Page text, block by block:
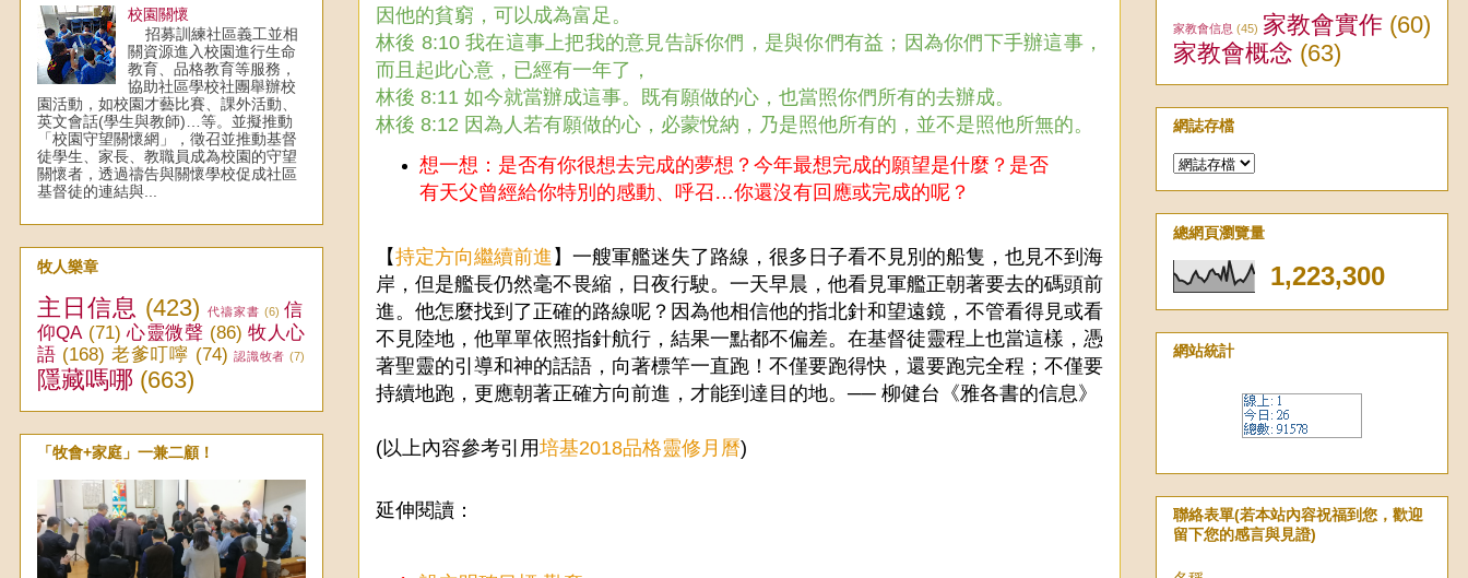
因他的貧窮，可以成為富足。
林後 8:10 我在這事上把我的意見告訴你們，是與你們有益；因為你們下手辦這事，
而且起此心意，已經有一年了，
林後 8:11 如今就當辦成這事。既有願做的心，也當照你們所有的去辦成。
林後 8:12 因為人若有願做的心，必蒙悅納，乃是照他所有的，並不是照他所無的。
想一想：是否有你很想去完成的夢想？今年最想完成的願望是什麼？是否
有天父曾經給你特別的感動、呼召…你還沒有回應或完成的呢？
【持定方向繼續前進 】一艘軍艦迷失了路線，很多日子看不見別的船隻，也見不到海
岸，但是艦長仍然毫不畏縮，日夜行駛。一天早晨，他看見軍艦正朝著要去的碼頭前
進。他怎麼找到了正確的路線呢？因為他相信他的指北針和望遠鏡，不管看得見或看
不見陸地，他單單依照指針航行，結果一點都不偏差。在基督徒靈程上也當這樣，憑
著聖靈的引導和神的話語，向著標竿一直跑！不僅要跑得快，還要跑完全程；不僅要
持續地跑，更應朝著正確方向前進，才能到達目的地。── 柳健台《雅各書的信息》
(以上內容參考引用培基2018品格靈修月曆)
延伸閱讀：
校園關懷
招募訓練社區義工並相
關資源進入校園進行生命
教育、品格教育等服務，
協助社區學校社團舉辦校
園活動，如校園才藝比賽、課外活動、
英文會話(學生與教師)…等。並擬推動
「校園守望關懷網」，徵召並推動基督
徒學生、家長、教職員成為校園的守望
關懷者，透過禱告與關懷學校促成社區
基督徒的連結與...
牧人樂章
主日信息 (423) 代禱家書 (6) 信
仰QA (71) 心靈微聲 (86) 牧人心
語 (168) 老爹叮嚀 (74) 認識牧者 (7)
隱藏嗎哪 (663)
「牧會+家庭」一兼二顧！
家教會信息 (45) 家教會實作 (60)
家教會概念 (63)
網誌存檔
總網頁瀏覽量
1,223,300
網站統計
聯絡表單(若本站內容祝福到您，歡迎
留下您的感言與見證)